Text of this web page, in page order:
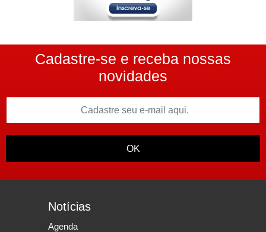
Cadastre-se e receba nossas
novidades
OK
Notícias
Agenda